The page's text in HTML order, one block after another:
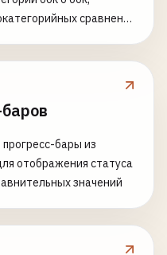
сравнений
бары из
отображения статуса
значений